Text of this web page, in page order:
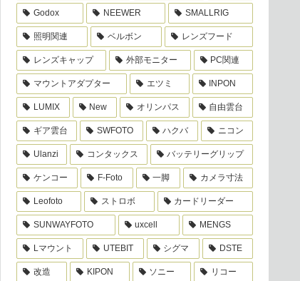
Godox NEEWER SMALLRIG
照明関連 ベルボン レンズフード
レンズキャップ 外部モニター PC関連
マウントアダプター エツミ INPON
LUMIX New オリンパス 自由雲台
ギア雲台 SWFOTO ハクバ ニコン
Ulanzi コンタックス バッテリーグリップ
ケンコー F-Foto 一脚 カメラ寸法
Leofoto ストロボ カードリーダー
SUNWAYFOTO uxcell MENGS
Lマウント UTEBIT シグマ DSTE
改造 KIPON ソニー リコー